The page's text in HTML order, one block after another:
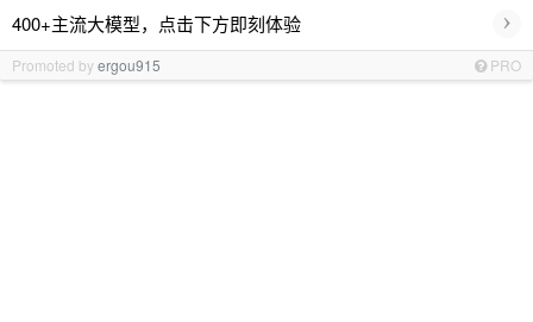
400+主流大模型，点击下方即刻体验 ›
Promoted byergou915 PRO